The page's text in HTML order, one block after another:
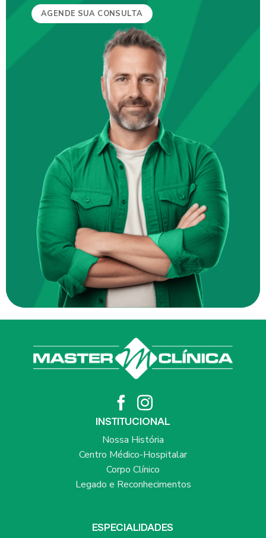
AGENDE SUA CONSULTA
INSTITUCIONAL
Nossa História
Centro Médico-Hospitalar
Corpo Clínico
Legado e Reconhecimentos
ESPECIALIDADES